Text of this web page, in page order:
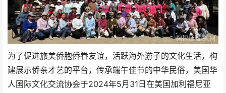
为了促进旅美侨胞侨眷友谊，活跃海外游子的文化生活，构
建展示侨亲才艺的平台，传承端午佳节的中华民俗，美国华
人国际文化交流协会于2024年5月31日在美国加利福尼亚